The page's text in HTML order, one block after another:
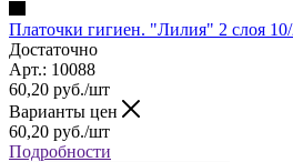
Платочки гигиен. "Лилия" 2 слоя
Достаточно
Арт.: 10088
60,20 руб./шт
Варианты цен
60,20 руб./шт
Подробности